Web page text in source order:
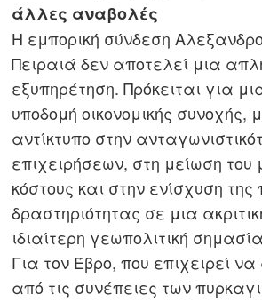
άλλες αναβολές
Η εμπορική σύνδεση
Πειραιά δεν αποτελεί μια
εξυπηρέτηση. Πρόκειται για
υποδομή οικονομικής συνοχής,
αντίκτυπο στην
επιχειρήσεων, στη μείωση του
κόστους και στην ενίσχυση
δραστηριότητας σε μια
ιδιαίτερη γεωπολιτική
Για τον Έβρο, που επιχειρεί
από τις συνέπειες των